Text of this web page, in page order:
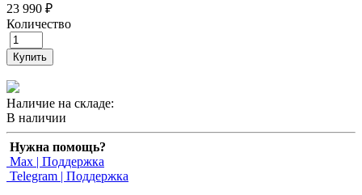
23 990 ₽
Количество
Купить
Наличие на складе:
В наличии
Нужна помощь?
Max | Поддержка
Telegram | Поддержка